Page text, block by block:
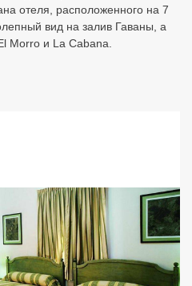
отеля, расположенного на 7
вид на залив Гаваны, а
Morro и La Cabana.